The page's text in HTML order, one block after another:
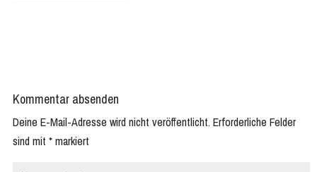
Kommentar absenden
Deine E-Mail-Adresse wird nicht veröffentlicht. Erforderliche Felder
sind mit *markiert